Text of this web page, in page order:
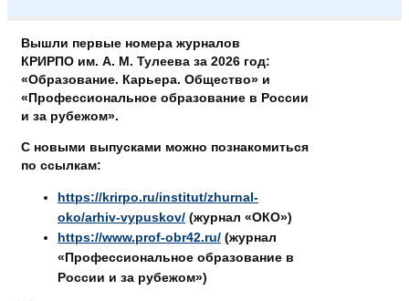
Вышли первые номера журналов
КРИРПО им. А. М. Тулеева за 2026 год:
«Образование. Карьера. Общество» и
«Профессиональное образование в России
и за рубежом».
С новыми выпусками можно познакомиться
по ссылкам:
https://krirpo.ru/institut/zhurnal-
oko/arhiv-vypuskov/ (журнал «ОКО»)
https://www.prof-obr42.ru/ (журнал
«Профессиональное образование в
России и за рубежом»)